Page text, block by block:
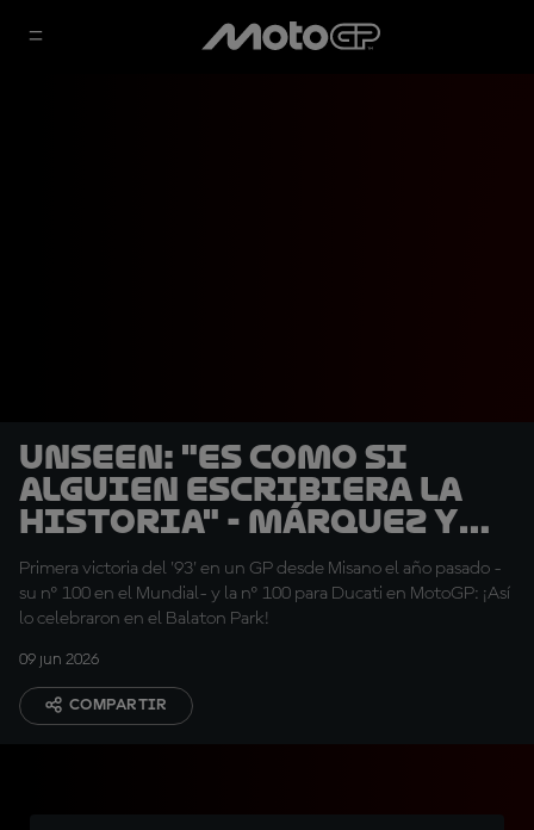
UNSEEN: "Es como si
alguien escribiera la
historia" - Márquez y
Ducati, ¡centenarios!
Primera victoria del '93' en un GP desde Misano el año pasado -
su nº 100 en el Mundial- y la nº 100 para Ducati en MotoGP: ¡Así
lo celebraron en el Balaton Park!
09 jun 2026
COMPARTIR